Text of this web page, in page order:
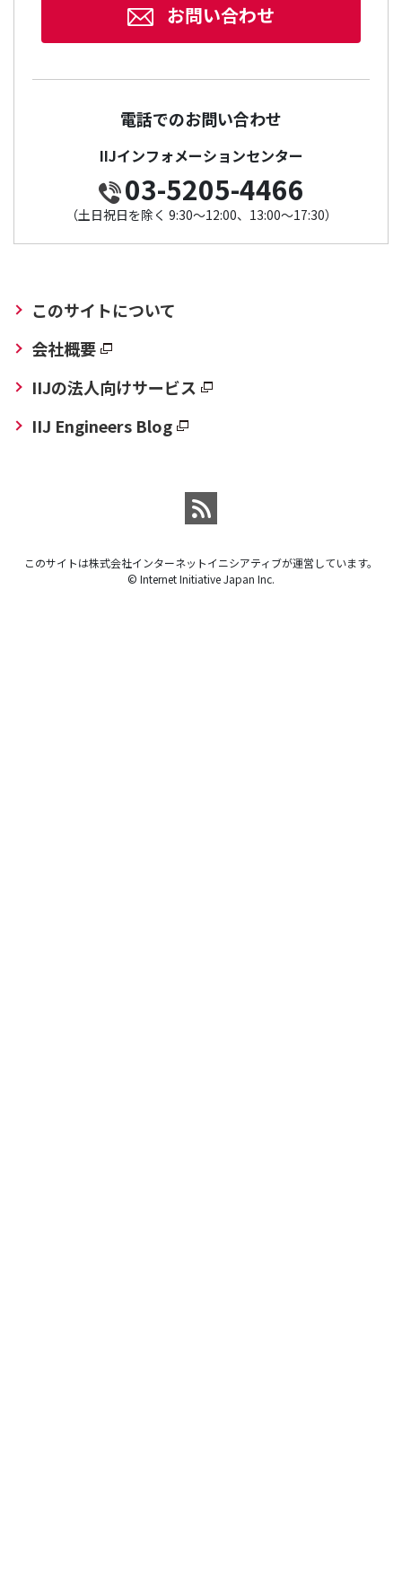
お問い合わせ
電話でのお問い合わせ
IIJインフォメーションセンター
03-5205-4466
（土日祝日を除く 9:30～12:00、13:00～17:30）
このサイトについて
会社概要
IIJの法人向けサービス
IIJ Engineers Blog
このサイトは株式会社インターネットイニシアティブが運営しています。
© Internet Initiative Japan Inc.